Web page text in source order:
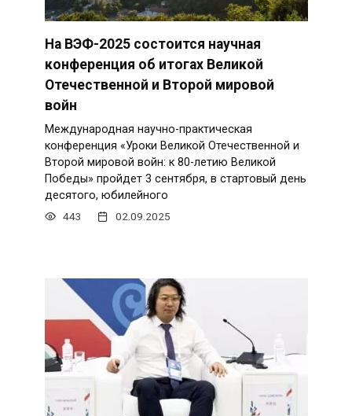
На ВЭФ-2025 состоится научная
конференция об итогах Великой
Отечественной и Второй мировой
войн
Международная научно-практическая
конференция «Уроки Великой Отечественной и
Второй мировой войн: к 80-летию Великой
Победы» пройдет 3 сентября, в стартовый день
десятого, юбилейного
443 02.09.2025